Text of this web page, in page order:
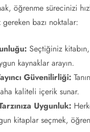
öğrenme sürecinizi
gereken bazı noktalar:
Seçtiğiniz
kaynaklar arayın.
Güvenilirliği:
kaliteli içerik sunar.
Uygunluk:
kitaplar seçmek,